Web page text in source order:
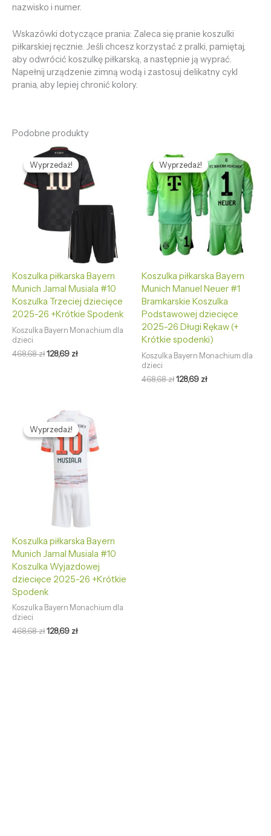
nazwisko i numer.
Wskazówki dotyczące prania: Zaleca się pranie koszulki
piłkarskiej ręcznie. Jeśli chcesz korzystać z pralki, pamiętaj,
aby odwrócić koszulkę piłkarską, a następnie ją wyprać.
Napełnij urządzenie zimną wodą i zastosuj delikatny cykl
prania, aby lepiej chronić kolory.
Podobne produkty
Wyprzedaż!
Wyprzedaż!
Koszulka piłkarska Bayern
Munich Jamal Musiala #10
Koszulka Trzeciej dziecięce
2025-26 +Krótkie Spodenk
Koszulka Bayern Monachium dla
dzieci
468,68zł
Pierwotna
cena
wynosiła:
128,69 zł
cena
wynosi:
128,69 zł.
Wyprzedaż!
Wyprzedaż!
Koszulka piłkarska Bayern
Munich Manuel Neuer #1
Bramkarskie Koszulka
Podstawowej dziecięce
2025-26 Długi Rękaw (+
Krótkie spodenki)
Koszulka Bayern Monachium dla
dzieci
468,68zł
cena
wynosiła:
468,68 zł.
128,69 zł
cena
wynosi:
128,69 zł.
Wyprzedaż!
Wyprzedaż!
Koszulka piłkarska Bayern
Munich Jamal Musiala #10
Koszulka Wyjazdowej
dziecięce 2025-26 +Krótkie
Spodenk
Koszulka Bayern Monachium dla
dzieci
468,68zł
Pierwotna
cena
wynosiła:
468,68 zł.
128,69 zł
Aktualna
cena
wynosi:
128,69 zł.